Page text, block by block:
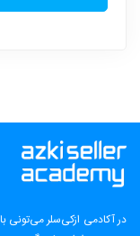
در آکادمی ازکی‌سلر می‌تونی